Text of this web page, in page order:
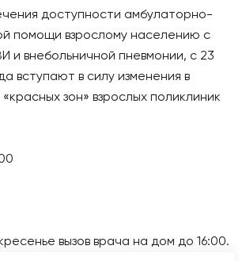
доступности амбулаторно-
помощи взрослому населению с
и внебольничной пневмонии, с 23
вступают в силу изменения в
зон» взрослых поликлиник
вызов врача на дом до 16:00.